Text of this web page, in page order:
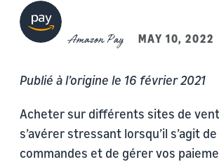
Amazon Pay MAY 10, 2022
Publié à l’origine le 16 février 2021
Acheter sur différents sites de
s’avérer stressant lorsqu’il s’agit
commandes et de gérer vos